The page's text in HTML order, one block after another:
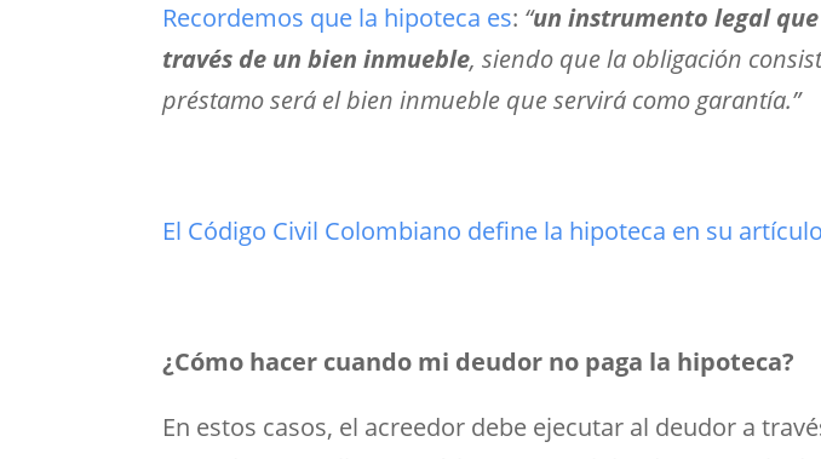
Recordemos que la hipoteca es: “un instrumento legal
través de un bien inmueble, siendo que la obligación
préstamo será el bien inmueble que servirá como garantía.”
El Código Civil Colombiano define la hipoteca en su
¿Cómo hacer cuando mi deudor no paga la hipoteca?
En estos casos, el acreedor debe ejecutar al deudor a